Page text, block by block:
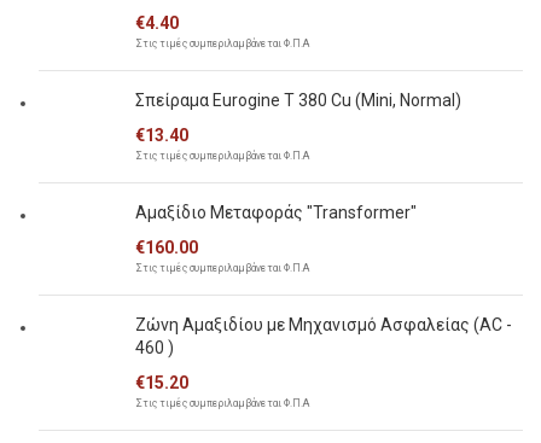
€4.40
Στις τιμές συμπεριλαμβάνεται Φ.Π.Α
Σπείραμα Eurogine Τ 380 Cu (Mini, Normal)
€13.40
Στις τιμές συμπεριλαμβάνεται Φ.Π.Α
Αμαξίδιο Μεταφοράς "Transformer"
€160.00
Στις τιμές συμπεριλαμβάνεται Φ.Π.Α
Ζώνη Αμαξιδίου με Μηχανισμό Ασφαλείας (AC -
460 )
€15.20
Στις τιμές συμπεριλαμβάνεται Φ.Π.Α